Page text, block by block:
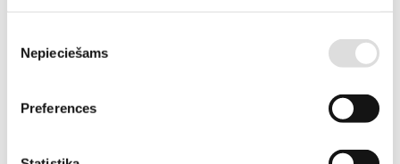
izvēle
Nepieciešams
Preferences
MANUFACTURER CODE 192U6460
DESCRIPTION
REQUEST AN OFFER